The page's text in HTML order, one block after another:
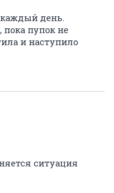
день.
пока пупок не
и наступило
ситуация